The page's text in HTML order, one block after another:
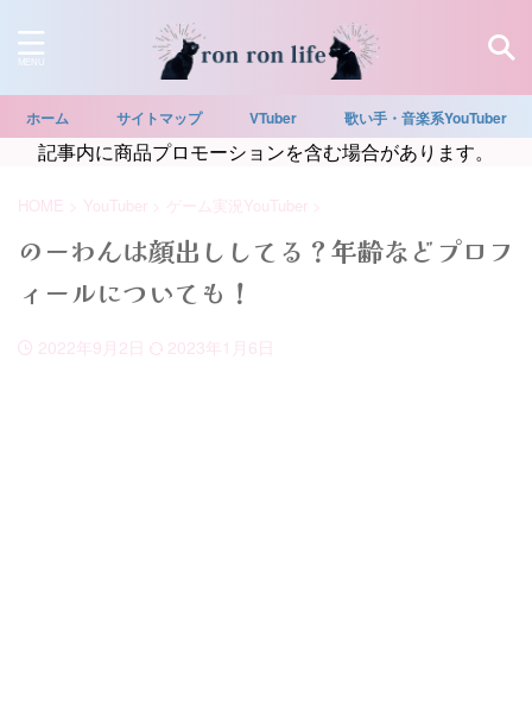
ホーム サイトマップ VTuber 歌い手・音楽系YouTuber
記事内に商品プロモーションを含む場合があります。
HOME > YouTuber > ゲーム実況YouTuber >
のーわんは顔出ししてる？年齢などプロフ
ィールについても！
2022年9月2日 2023年1月6日